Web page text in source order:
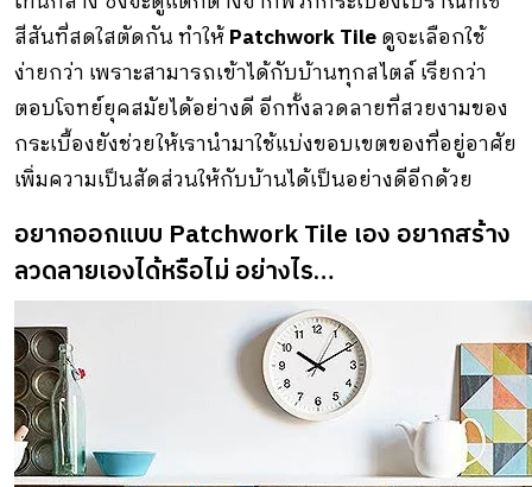
สีสันที่สดใสตัดกัน ทำให้Patchwork Tileดูจะเลือกใช้
ง่ายกว่า เพราะสามารถเข้าได้กับบ้านทุกสไตล์ เรียกว่า
ตอบโจทย์ยุคสมัยได้อย่างดี อีกทั้งลวดลายที่สวยงามของ
กระเบื้องยังช่วยให้เรานำมาใช้แบ่งขอบเขตของที่อยู่อาศัย
เพิ่มความเป็นสัดส่วนให้กับบ้านได้เป็นอย่างดีอีกด้วย
อยากออกแบบ Patchwork Tile เอง อยากสร้าง
ลวดลายเองได้หรือไม่ อย่างไร…